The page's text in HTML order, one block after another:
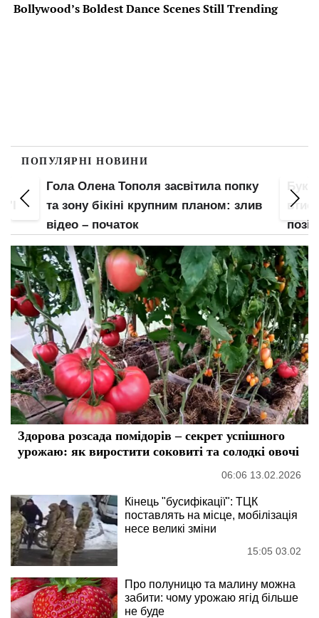
ПОПУЛЯРНІ НОВИНИ
Гола Олена Тополя засвітила попку
та зону бікіні крупним планом: злив
відео – початок
Здорова розсада помідорів – секрет успішного
урожаю: як виростити соковиті та солодкі овочі
06:06 13.02.2026
Кінець "бусифікації": ТЦК
поставлять на місце, мобілізація
несе великі зміни
15:05 03.02
Про полуницю та малину можна
забити: чому урожаю ягід більше
не буде